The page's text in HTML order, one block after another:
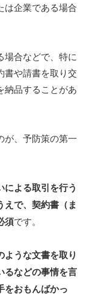
は企業である場合
場合などで、特に
書や請書を取り交
納品することがあ
が、予防策の第一
よる取引を行う
えで、契約書（ま
須です。
ような文書を取り
るなどの事情を言
をおもんばかっ